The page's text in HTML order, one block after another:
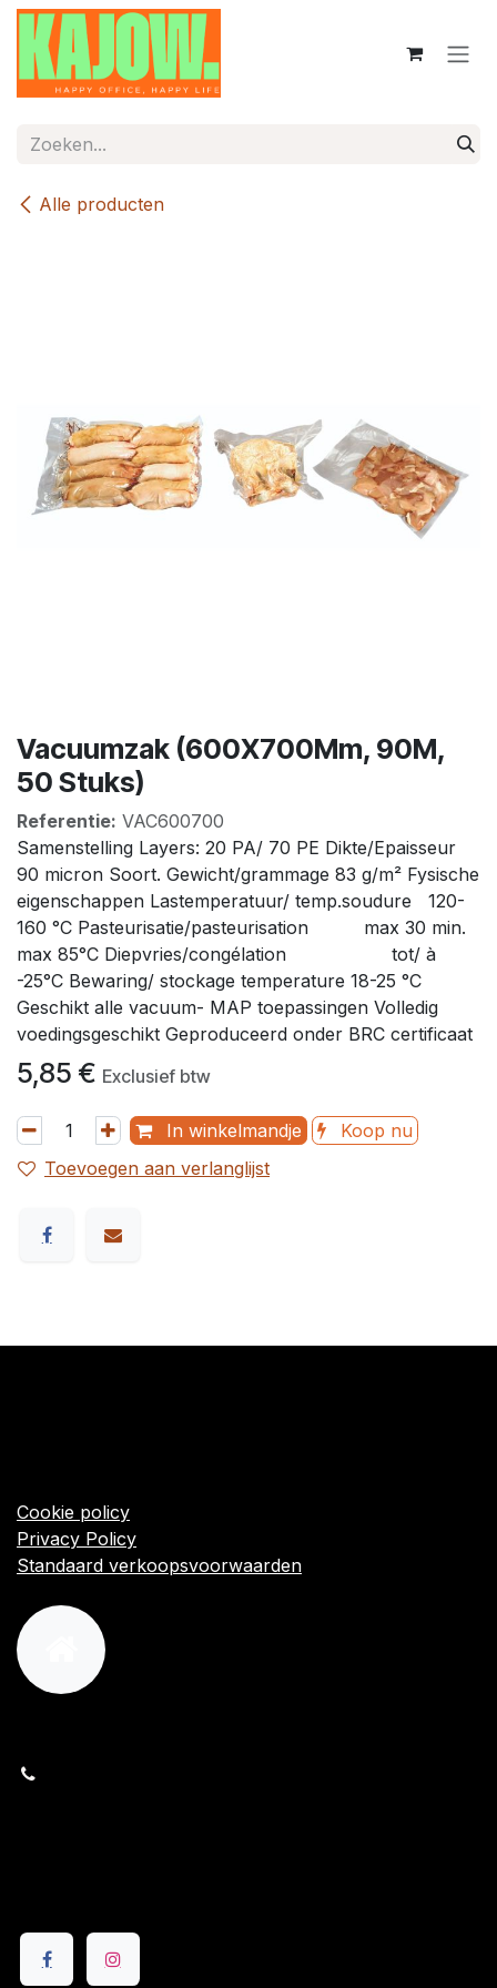
Overslaan naar inhoud
Alle producten
Vacuumzak (600X700Mm, 90Μ,
50 Stuks)
Referentie: VAC600700
Samenstelling Layers: 20 PA/ 70 PE Dikte/Epaisseur
90 micron Soort. Gewicht/grammage 83 g/m² Fysische
eigenschappen Lastemperatuur/ temp.soudure 120-
160 °C Pasteurisatie/pasteurisation max 30 min.
max 85°C Diepvries/congélation tot/ à
-25°C Bewaring/ stockage temperature 18-25 °C
Geschikt alle vacuum- MAP toepassingen Volledig
voedingsgeschikt Geproduceerd onder BRC certificaat
5,85 € Exclusief btw
In winkelmandje
Koop nu
Toevoegen aan verlanglijst
Cookie policy
Privacy Policy
Standaard verkoopsvoorwaarden